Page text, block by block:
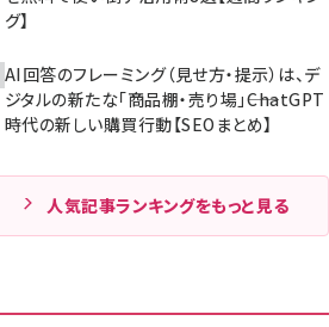
グ】
AI回答のフレーミング（見せ方・提示）は、デ
ジタルの新たな「商品棚・売り場」――ChatGPT
時代の新しい購買行動【SEOまとめ】
人気記事ランキングをもっと見る